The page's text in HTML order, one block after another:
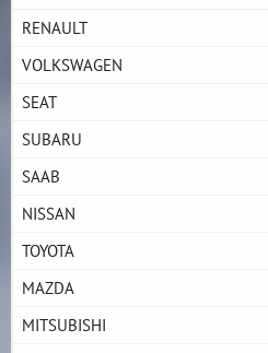
RENAULT
VOLKSWAGEN
SEAT
SUBARU
SAAB
NISSAN
TOYOTA
MAZDA
MITSUBISHI